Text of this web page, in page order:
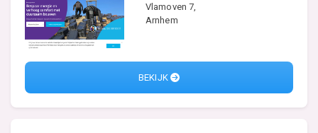
Vlamoven 7,
Arnhem
BEKIJK